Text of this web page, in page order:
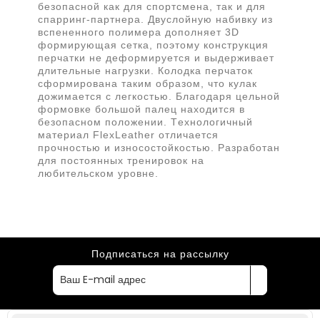
безопасной как для спортсмена, так и для
спарринг-партнера. Двуслойную набивку из
вспененного полимера дополняет 3D
формирующая сетка, поэтому конструкция
перчатки не деформируется и выдерживает
длительные нагрузки. Колодка перчаток
сформирована таким образом, что кулак
дожимается с легкостью. Благодаря цельной
формовке большой палец находится в
безопасном положении. Tехнологичный
материал FlexLeather отличается
прочностью и износостойкостью. Разработан
для постоянных тренировок на
любительском уровне.
Подписаться на рассылку